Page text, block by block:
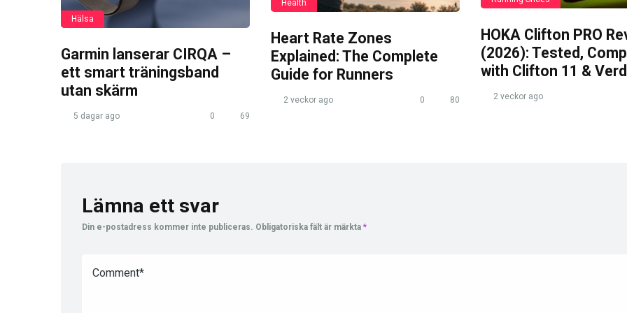
Hälsa
Garmin lanserar CIRQA –
ett smart träningsband
utan skärm
5 dagar ago 0 69
Health
Heart Rate Zones
Explained: The Complete
Guide for Runners
2 veckor ago 0 80
HOKA Clifton PRO
(2026): Tested,
with Clifton 11 &
2 veckor ago
Lämna ett svar
Din e-postadress kommer inte publiceras. Obligatoriska fält är märkta *